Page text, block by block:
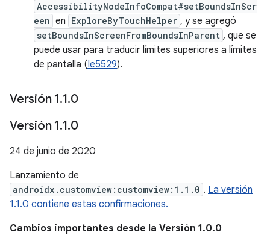
AccessibilityNodeInfoCompat#setBoundsInScr
een en ExploreByTouchHelper , y se agregó
setBoundsInScreenFromBoundsInParent , que se
puede usar para traducir límites superiores a límites
de pantalla (Ie5529).
Versión 1.1.0
Versión 1.1.0
24 de junio de 2020
Lanzamiento de
androidx.customview:customview:1.1.0 . La versión
1.1.0 contiene estas confirmaciones.
Cambios importantes desde la Versión 1.0.0